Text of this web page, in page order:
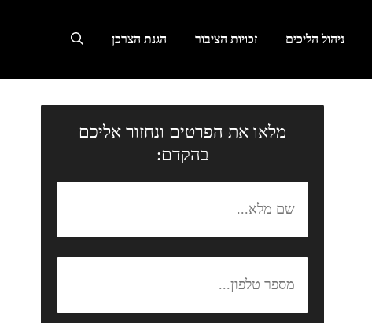
ניהול הליכים זכויות הציבור הגנת הצרכן
מלאו את הפרטים ונחזור אליכם
בהקדם: